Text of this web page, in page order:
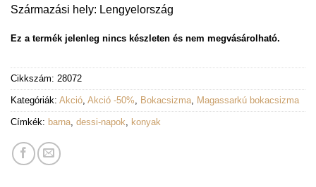
Származási hely: Lengyelország
Ez a termék jelenleg nincs készleten és nem megvásárolható.
Cikkszám: 28072
Kategóriák: Akció, Akció -50%, Bokacsizma, Magassarkú bokacsizma
Címkék: barna, dessi-napok, konyak